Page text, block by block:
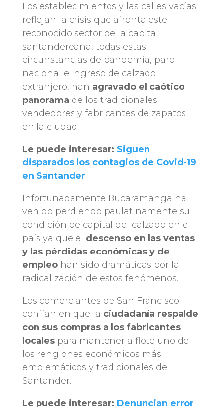
Los establecimientos y las calles vacías
reflejan la crisis que afronta este
reconocido sector de la capital
santandereana, todas estas
circunstancias de pandemia, paro
nacional e ingreso de calzado
extranjero, han agravado el caótico
panorama de los tradicionales
vendedores y fabricantes de zapatos
en la ciudad.
Le puede interesar: Siguen
disparados los contagios de Covid-19
en Santander
Infortunadamente Bucaramanga ha
venido perdiendo paulatinamente su
condición de capital del calzado en el
país ya que el descenso en las ventas
y las pérdidas económicas y de
empleohan sido dramáticas por la
radicalización de estos fenómenos.
Los comerciantes de San Francisco
confían en que la ciudadanía respalde
con sus compras a los fabricantes
locales para mantener a flote uno de
los renglones económicos más
emblemáticos y tradicionales de
Santander.
Le puede interesar: Denuncian error